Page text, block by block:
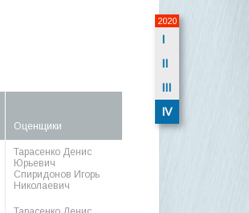
2020
I
II
III
IV
Оценщики
Тарасенко Денис
Юрьевич
Спиридонов Игорь
Николаевич